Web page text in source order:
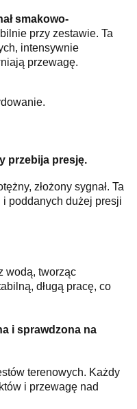
smakowo-
przy zestawie. Ta
intensywnie
przewagę.
przebija presję.
złożony sygnał. Ta
i poddanych dużej presji
wodą, tworząc
długą pracę, co
i sprawdzona na
terenowych. Każdy
i przewagę nad